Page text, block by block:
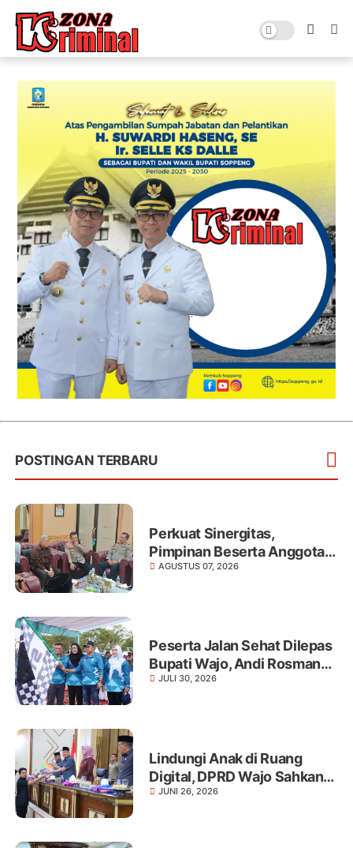
POSTINGAN TERBARU
Perkuat Sinergitas,
Pimpinan Beserta Anggota
DPRD Wajo Sambut Hangat
AGUSTUS 07, 2026
Peserta Jalan Sehat Dilepas
Bupati Wajo, Andi Rosman
Didampingi Ketua Tim PKK
JULI 30, 2026
Lindungi Anak di Ruang
Digital, DPRD Wajo Sahkan
Perda Kab Wajo Layak Anak
JUNI 26, 2026